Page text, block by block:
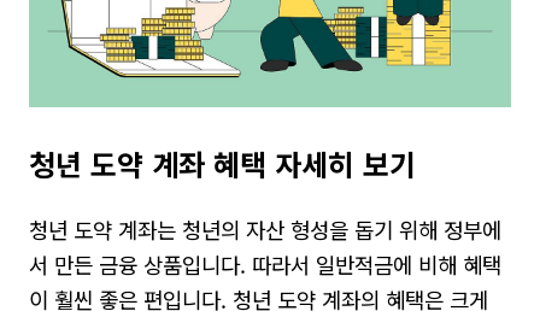
청년 도약 계좌 혜택 자세히 보기
청년 도약 계좌는 청년의 자산 형성을 돕기 위해 정부에
서 만든 금융 상품입니다. 따라서 일반적금에 비해 혜택
이 훨씬 좋은 편입니다. 청년 도약 계좌의 혜택은 크게